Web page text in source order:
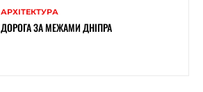
АРХІТЕКТУРА
ДОРОГА ЗА МЕЖАМИ ДНІПРА